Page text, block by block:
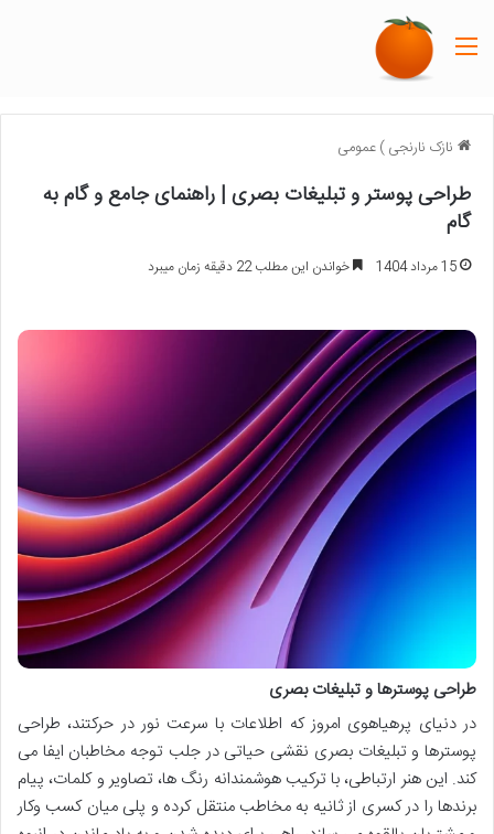
نازک نارنجی)عمومی
طراحی پوستر و تبلیغات بصری | راهنمای جامع و گام به
گام
15 مرداد 1404 خواندن این مطلب 22 دقیقه زمان میبرد
طراحی پوسترها و تبلیغات بصری
در دنیای پرهیاهوی امروز که اطلاعات با سرعت نور در حرکتند، طراحی
پوسترها و تبلیغات بصری نقشی حیاتی در جلب توجه مخاطبان ایفا می
کند. این هنر ارتباطی، با ترکیب هوشمندانه رنگ ها، تصاویر و کلمات، پیام
برندها را در کسری از ثانیه به مخاطب منتقل کرده و پلی میان کسب وکار